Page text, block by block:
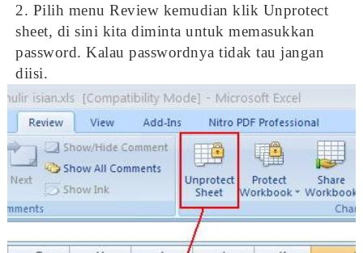
2. Pilih menu Review kemudian klik Unprotect
sheet, di sini kita diminta untuk memasukkan
password. Kalau passwordnya tidak tau jangan
diisi.